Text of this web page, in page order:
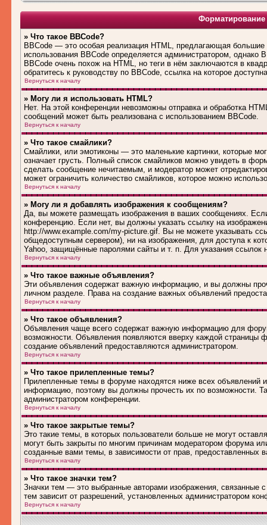
» Что такое BBCode?
BBCode — это особая реализация HTML, предлагающая
использования BBCode определяется администратором,
BBCode очень похож на HTML, но теги в нём заключаются в
обратитесь к руководству по BBCode, ссылка на которое
Вернуться к началу
» Могу ли я использовать HTML?
Нет. На этой конференции невозможны отправка и обработка
сообщений может быть реализована с использованием BBCode.
Вернуться к началу
» Что такое смайлики?
Смайлики, или эмотиконы — это маленькие картинки, которые
означает грусть. Полный список смайликов можно увидеть в
сделать сообщение нечитаемым, и модератор может
может ограничить количество смайликов, которое можно
Вернуться к началу
» Могу ли я добавлять изображения к сообщениям?
Да, вы можете размещать изображения в ваших сообщениях.
конференцию. Если нет, вы должны указать ссылку на
http://www.example.com/my-picture.gif. Вы не можете указывать
общедоступным сервером), ни на изображения, для доступа к
Yahoo, защищённые паролями сайты и т. п. Для указания ссылок
Вернуться к началу
» Что такое важные объявления?
Эти объявления содержат важную информацию, и вы должны
личном разделе. Права на создание важных объявлений
Вернуться к началу
» Что такое объявления?
Объявления чаще всего содержат важную информацию для
возможности. Объявления появляются вверху каждой
создание объявлений предоставляются администратором.
Вернуться к началу
» Что такое прилепленные темы?
Прилепленные темы в форуме находятся ниже всех объявлений
информацию, поэтому вы должны прочесть их по возможности.
администратором конференции.
Вернуться к началу
» Что такое закрытые темы?
Это такие темы, в которых пользователи больше не могут
могут быть закрыты по многим причинам модератором форума
созданные вами темы, в зависимости от прав, предоставленных
Вернуться к началу
» Что такое значки тем?
Значки тем — это выбранные авторами изображения, связанные
тем зависит от разрешений, установленных администратором
Вернуться к началу